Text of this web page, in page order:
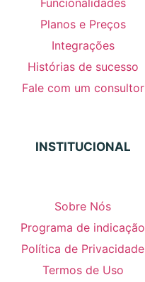
Planos e Preços
Integrações
Histórias de sucesso
Fale com um consultor
INSTITUCIONAL
Sobre Nós
Programa de indicação
Política de Privacidade
Termos de Uso